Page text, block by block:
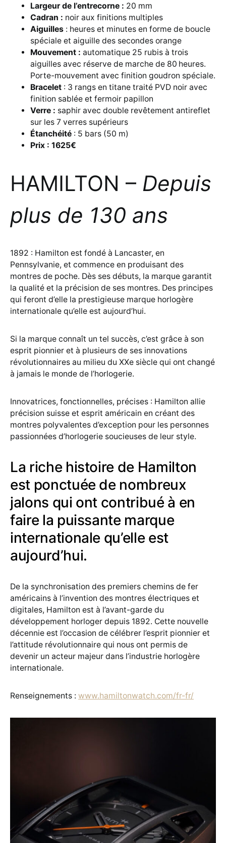
Largeur de l’entrecorne : 20 mm
Cadran : noir aux finitions multiples
Aiguilles : heures et minutes en forme de boucle
spéciale et aiguille des secondes orange
Mouvement : automatique 25 rubis à trois
aiguilles avec réserve de marche de 80 heures.
Porte-mouvement avec finition goudron spéciale.
Bracelet : 3 rangs en titane traité PVD noir avec
finition sablée et fermoir papillon
Verre : saphir avec double revêtement antireflet
sur les 7 verres supérieurs
Étanchéité : 5 bars (50 m)
Prix : 1625€
HAMILTON – Depuis
plus de 130 ans
1892 : Hamilton est fondé à Lancaster, en
Pennsylvanie, et commence en produisant des
montres de poche. Dès ses débuts, la marque garantit
la qualité et la précision de ses montres. Des principes
qui feront d’elle la prestigieuse marque horlogère
internationale qu’elle est aujourd’hui.
Si la marque connaît un tel succès, c’est grâce à son
esprit pionnier et à plusieurs de ses innovations
révolutionnaires au milieu du XXe siècle qui ont changé
à jamais le monde de l’horlogerie.
Innovatrices, fonctionnelles, précises : Hamilton allie
précision suisse et esprit américain en créant des
montres polyvalentes d’exception pour les personnes
passionnées d’horlogerie soucieuses de leur style.
La riche histoire de Hamilton
est ponctuée de nombreux
jalons qui ont contribué à en
faire la puissante marque
internationale qu’elle est
aujourd’hui.
De la synchronisation des premiers chemins de fer
américains à l’invention des montres électriques et
digitales, Hamilton est à l’avant-garde du
développement horloger depuis 1892. Cette nouvelle
décennie est l’occasion de célébrer l’esprit pionnier et
l’attitude révolutionnaire qui nous ont permis de
devenir un acteur majeur dans l’industrie horlogère
internationale.
Renseignements : www.hamiltonwatch.com/fr-fr/